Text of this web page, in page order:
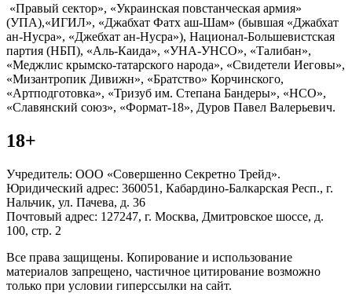
«Правый сектор», «Украинская повстанческая армия»
(УПА),«ИГИЛ», «Джабхат Фатх аш-Шам» (бывшая «Джабхат
ан-Нусра», «Джебхат ан-Нусра»), Национал-Большевистская
партия (НБП), «Аль-Каида», «УНА-УНСО», «Талибан»,
«Меджлис крымско-татарского народа», «Свидетели Иеговы»,
«Мизантропик Дивижн», «Братство» Корчинского,
«Артподготовка», «Тризуб им. Степана Бандеры», «НСО»,
«Славянский союз», «Формат-18», Дуров Павел Валерьевич.
18+
Учредитель: ООО «Совершенно Секретно Трейд».
Юридический адрес: 360051, Кабардино-Балкарская Респ., г.
Нальчик, ул. Пачева, д. 36
Почтовый адрес: 127247, г. Москва, Дмитровское шоссе, д.
100, стр. 2
Все права защищены. Копирование и использование
материалов запрещено, частичное цитирование возможно
только при условии гиперссылки на сайт.